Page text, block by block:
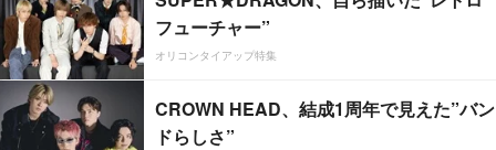
フューチャー”
オリコンタイアップ特集
CROWN HEAD、結成1周年で見えた”バン
ドらしさ”